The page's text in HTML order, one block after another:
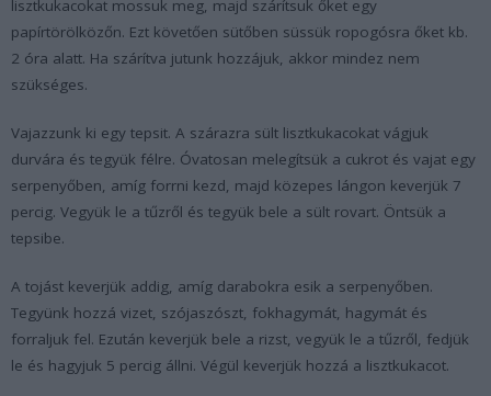
lisztkukacokat mossuk meg, majd szárítsuk őket egy
papírtörölközőn. Ezt követően sütőben süssük ropogósra őket kb.
2 óra alatt. Ha szárítva jutunk hozzájuk, akkor mindez nem
szükséges.
Vajazzunk ki egy tepsit. A szárazra sült lisztkukacokat vágjuk
durvára és tegyük félre. Óvatosan melegítsük a cukrot és vajat egy
serpenyőben, amíg forrni kezd, majd közepes lángon keverjük 7
percig. Vegyük le a tűzről és tegyük bele a sült rovart. Öntsük a
tepsibe.
A tojást keverjük addig, amíg darabokra esik a serpenyőben.
Tegyünk hozzá vizet, szójaszószt, fokhagymát, hagymát és
forraljuk fel. Ezután keverjük bele a rizst, vegyük le a tűzről, fedjük
le és hagyjuk 5 percig állni. Végül keverjük hozzá a lisztkukacot.